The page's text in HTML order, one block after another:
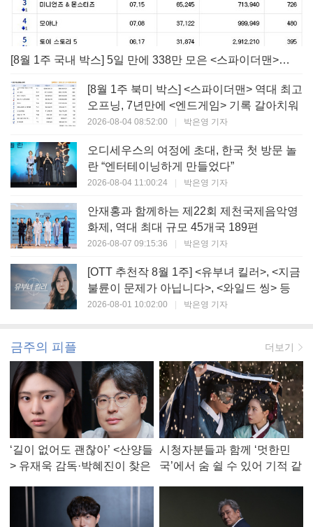
[8월 1주 국내 박스] 5일 만에 338만 모은 <스파이더맨> 극장가 235% 대반등, <호프>는 400만 돌파
[8월 1주 북미 박스] <스파이더맨> 역대 최고
오프닝, 7년만에 <엔드게임> 기록 갈아치워
2026-08-04 08:52:00 | 박은영 기자
오디세우스의 여정에 초대, 한국 첫 방문 놀
란 “엔터테이닝하게 만들었다”
2026-08-04 11:00:24 | 박은영 기자
안재홍과 함께하는 제22회 제천국제음악영
화제, 역대 최대 규모 45개국 189편
2026-08-07 09:15:36 | 박은영 기자
[OTT 추천작 8월 1주] <유부녀 킬러>, <지금
불륜이 문제가 아닙니다>, <와일드 씽> 등
2026-08-01 10:02:00 | 박은영 기자
금주의 피플 더보기
‘길이 없어도 괜찮아’ <산양들
> 유재욱 감독·박혜진이 찾은
시청자분들과 함께 ‘멋한민
국’에서 숨 쉴 수 있어 기적 같